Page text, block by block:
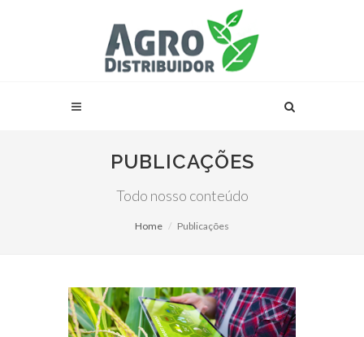
PUBLICAÇÕES
Todo nosso conteúdo
Home Publicações